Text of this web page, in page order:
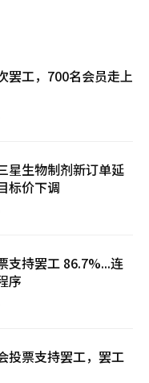
罢工，700名会员走上
星生物制剂新订单延
标价下调
支持罢工 86.7%...连
序
投票支持罢工，罢工